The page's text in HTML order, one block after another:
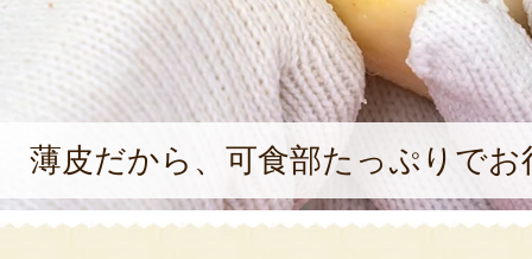
薄皮だから、可食部たっぷりでお